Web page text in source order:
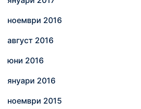
ноември 2016
август 2016
юни 2016
януари 2016
ноември 2015